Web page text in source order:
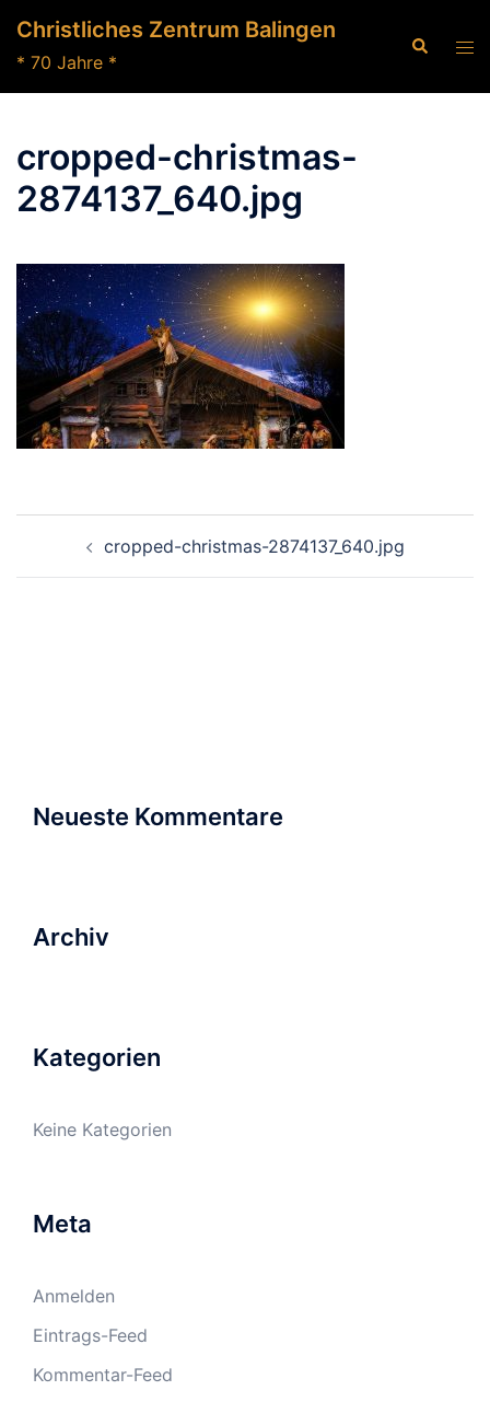
Inhalt
springen
Christliches Zentrum Balingen
* 70 Jahre *
Suche
cropped-christmas-
2874137_640.jpg
cropped-christmas-2874137_640.jpg
Neueste Kommentare
Archiv
Kategorien
Keine Kategorien
Meta
Anmelden
Eintrags-Feed
Kommentar-Feed